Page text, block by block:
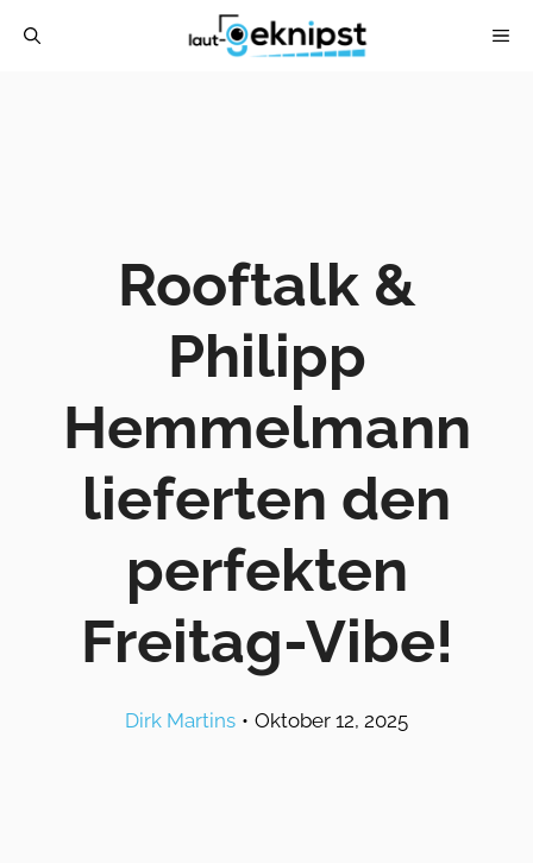
Rooftalk &
Philipp
Hemmelmann
lieferten den
perfekten
Freitag-Vibe!
Dirk Martins • Oktober 12, 2025